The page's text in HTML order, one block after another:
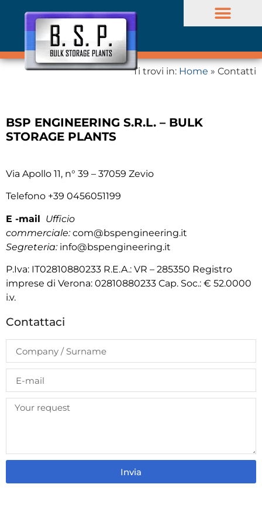
Ti trovi in: Home » Contatti
BSP ENGINEERING S.R.L. – BULK
STORAGE PLANTS
Via Apollo 11, n° 39 – 37059 Zevio
Telefono +39 0456051199
E -mail Ufficio
commerciale:com@bspengineering.it
Segreteria: info@bspengineering.it
P.Iva: IT02810880233 R.E.A.: VR – 285350 Registro
imprese di Verona: 02810880233 Cap. Soc.: € 52.0000
i.v.
Contattaci
Invia